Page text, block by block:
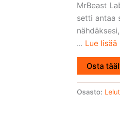
MrBeast
setti antaa
... Lue lisää
Osta
Osasto: Lelut